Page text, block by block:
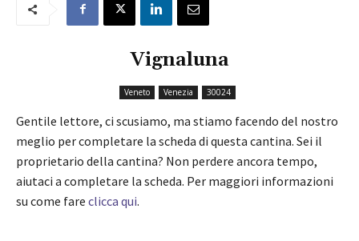
Vignaluna
Veneto Venezia 30024
Gentile lettore, ci scusiamo, ma stiamo facendo del nostro
meglio per completare la scheda di questa cantina. Sei il
proprietario della cantina? Non perdere ancora tempo,
aiutaci a completare la scheda. Per maggiori informazioni
su come fare clicca qui.